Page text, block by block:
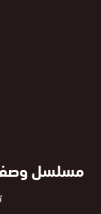
مسلسل وصفة الحب